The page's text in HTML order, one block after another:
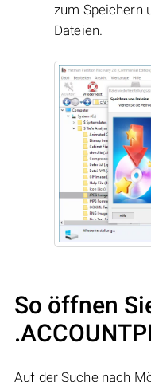
zum Speichern
Dateien.
So öffnen
Auf der Suche nach